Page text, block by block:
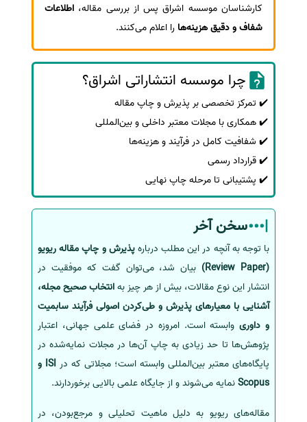
کارشناسان موسسه اشراق پس از بررسی مقاله، اطلاعات
شفاف و دقیق هزینه‌ها را اعلام می‌کنند.
چرا موسسه انتشاراتی اشراق؟
✔️ تمرکز تخصصی بر پذیرش و چاپ مقاله
✔️ همکاری با مجلات معتبر داخلی و بین‌المللی
✔️ شفافیت کامل در فرآیند و هزینه‌ها
✔️ قرارداد رسمی
✔️ پشتیبانی تا مرحله چاپ نهایی
سخن آخر
با توجه به آنچه در این مطلب دربارهپذیرش و چاپ مقاله ریویو
(Review Paper)
بیان شد، می‌توان گفت که موفقیت در
انتشار این نوع مقالات، بیش از هر چیز بهانتخاب صحیح مجله،
آشنایی با معیارهای پذیرش و طی‌کردن اصولی فرآیند سابمیت
و داوریوابسته است. امروزه در فضای علمی جهانی، اعتبار
پژوهش‌ها تا حد زیادی به چاپ آن‌ها در مجلات نمایه‌شده در
پایگاه‌های معتبر بین‌المللی وابسته است؛ مجلاتی که در
ISI و
Scopusنمایه می‌شوند و از جایگاه علمی بالایی برخوردارند.
مقاله‌های ریویو به دلیل ماهیت تحلیلی و مرجع‌بودن، در